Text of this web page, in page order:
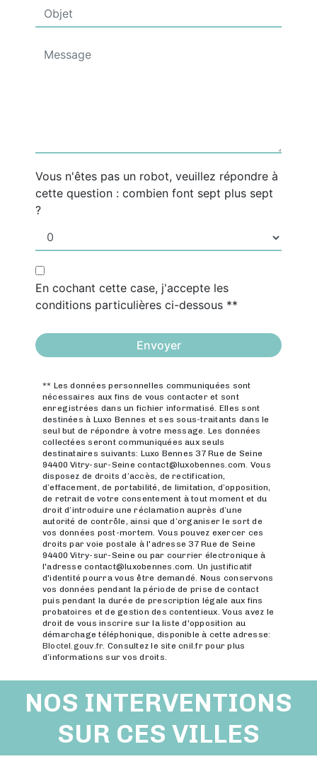
Vous n'êtes pas un robot, veuillez répondre à
cette question : combien font sept plus sept
?
En cochant cette case, j'accepte les
conditions particulières ci-dessous **
Envoyer
** Les données personnelles communiquées sont
nécessaires aux fins de vous contacter et sont
enregistrées dans un fichier informatisé. Elles sont
destinées à Luxo Bennes et ses sous-traitants dans le
seul but de répondre à votre message. Les données
collectées seront communiquées aux seuls
destinataires suivants: Luxo Bennes 37 Rue de Seine
94400 Vitry-sur-Seine contact@luxobennes.com. Vous
disposez de droits d’accès, de rectification,
d’effacement, de portabilité, de limitation, d’opposition,
de retrait de votre consentement à tout moment et du
droit d’introduire une réclamation auprès d’une
autorité de contrôle, ainsi que d’organiser le sort de
vos données post-mortem. Vous pouvez exercer ces
droits par voie postale à l'adresse 37 Rue de Seine
94400 Vitry-sur-Seine ou par courrier électronique à
l'adresse contact@luxobennes.com. Un justificatif
d'identité pourra vous être demandé. Nous conservons
vos données pendant la période de prise de contact
puis pendant la durée de prescription légale aux fins
probatoires et de gestion des contentieux. Vous avez le
droit de vous inscrire sur la liste d'opposition au
démarchage téléphonique, disponible à cette adresse:
Bloctel.gouv.fr. Consultez le site cnil.fr pour plus
d’informations sur vos droits.
NOS INTERVENTIONS
SUR CES VILLES